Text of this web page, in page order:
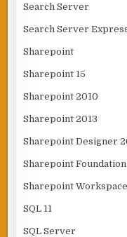
Search Server
Search Server
Sharepoint
Sharepoint 15
Sharepoint 2010
Sharepoint 2013
Sharepoint Designer
Sharepoint Foundation
Sharepoint
SQL 11
SQL Server